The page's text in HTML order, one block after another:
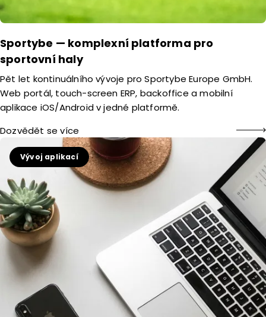
Sportybe — komplexní platforma pro
sportovní haly
Pět let kontinuálního vývoje pro Sportybe Europe GmbH.
Web portál, touch-screen ERP, backoffice a mobilní
aplikace iOS/Android v jedné platformě.
Dozvědět se více
Vývoj aplikací